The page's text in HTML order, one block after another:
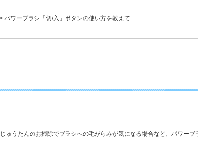
> パワーブラシ「切/入」ボタンの使い方を教えて
ゅうたんのお掃除でブラシへの毛がらみが気になる場合など、パワー